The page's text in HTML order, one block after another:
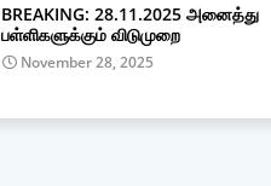
BREAKING: 28.11.2025 அனைத்து
பள்ளிகளுக்கும் விடுமுறை
November 28, 2025